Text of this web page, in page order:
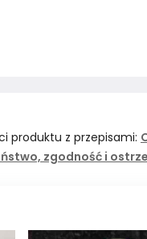
produktu z przepisami:
zgodność i